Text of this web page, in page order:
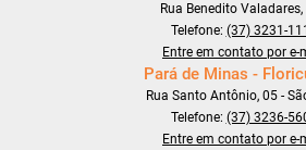
Rua Benedito
Telefone: (37) 3231-
Entre em contato por e-
Pará de Minas -
Rua Santo Antônio, 05 -
Telefone: (37) 3236-
Entre em contato por e-